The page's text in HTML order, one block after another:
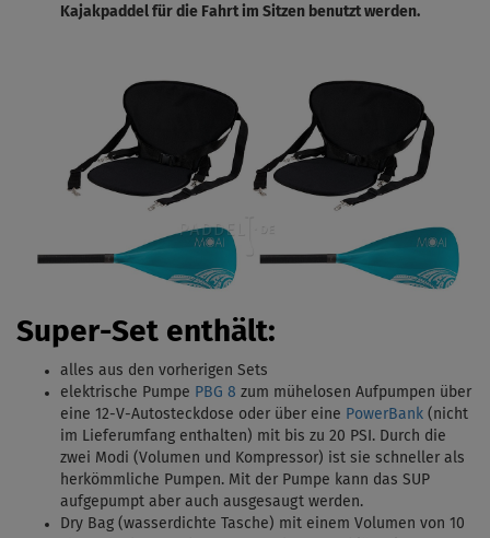
Kajakpaddel für die Fahrt im Sitzen benutzt werden.
Super-Set enthält:
alles aus den vorherigen Sets
elektrische Pumpe PBG 8 zum mühelosen Aufpumpen über
eine 12-V-Autosteckdose oder über eine PowerBank (nicht
im Lieferumfang enthalten) mit bis zu 20 PSI. Durch die
zwei Modi (Volumen und Kompressor) ist sie schneller als
herkömmliche Pumpen. Mit der Pumpe kann das SUP
aufgepumpt aber auch ausgesaugt werden.
Dry Bag (wasserdichte Tasche) mit einem Volumen von 10